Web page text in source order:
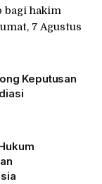
bagi hakim
7 Agustus
Keputusan